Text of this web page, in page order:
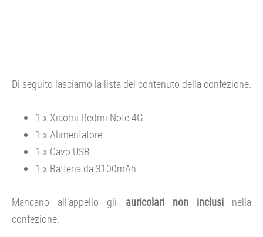
Di seguito lasciamo la lista del contenuto della confezione:
1 x Xiaomi Redmi Note 4G
1 x Alimentatore
1 x Cavo USB
1 x Batteria da 3100mAh
Mancano all’appello gli auricolari non inclusinella
confezione.